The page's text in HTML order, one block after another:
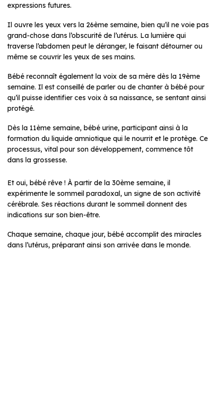
expressions futures.
Il ouvre les yeux vers la 26ème semaine, bien qu’il ne voie pas
grand-chose dans l’obscurité de l’utérus. La lumière qui
traverse l’abdomen peut le déranger, le faisant détourner ou
même se couvrir les yeux de ses mains.
Bébé reconnaît également la voix de sa mère dès la 19ème
semaine. Il est conseillé de parler ou de chanter à bébé pour
qu’il puisse identifier ces voix à sa naissance, se sentant ainsi
protégé.
Dès la 11ème semaine, bébé urine, participant ainsi à la
formation du liquide amniotique qui le nourrit et le protège. Ce
processus, vital pour son développement, commence tôt
dans la grossesse.
Et oui, bébé rêve ! À partir de la 30ème semaine, il
expérimente le sommeil paradoxal, un signe de son activité
cérébrale. Ses réactions durant le sommeil donnent des
indications sur son bien-être.
Chaque semaine, chaque jour, bébé accomplit des miracles
dans l’utérus, préparant ainsi son arrivée dans le monde.